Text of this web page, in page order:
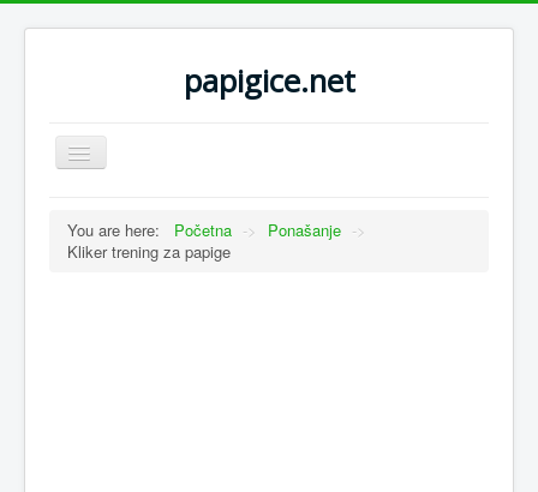
papigice.net
Toggle
Navigation
You are here: Početna -> Ponašanje ->
Kliker trening za papige